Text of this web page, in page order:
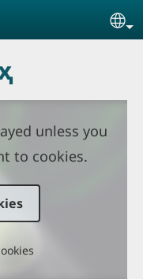
unless you
to cookies.